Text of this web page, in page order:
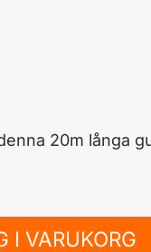
20m långa
I VARUKORG